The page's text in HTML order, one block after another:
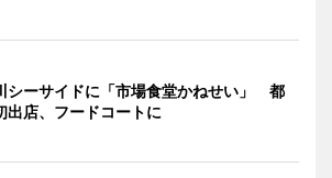
シーサイドに「市場食堂かねせい」 都
出店、フードコートに